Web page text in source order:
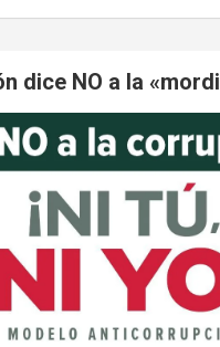
dice NO a la